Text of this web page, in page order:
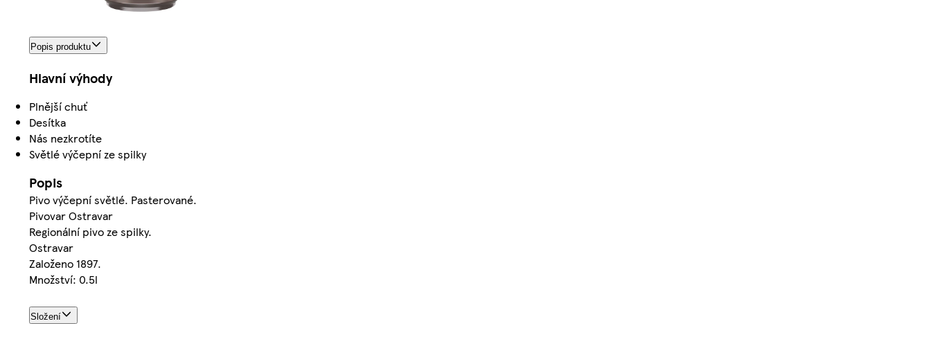
Popis produktu
Hlavní výhody
Plnější chuť
Desítka
Nás nezkrotíte
Světlé výčepní ze spilky
Popis
Pivo výčepní světlé. Pasterované.
Pivovar Ostravar
Regionální pivo ze spilky.
Ostravar
Založeno 1897.
Množství: 0.5l
Složení